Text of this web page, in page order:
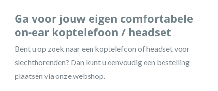
Ga voor jouw eigen comfortabele
on-ear koptelefoon / headset
Bent u op zoek naar een koptelefoon of headset voor
slechthorenden? Dan kunt u eenvoudig een bestelling
plaatsen via onze webshop.